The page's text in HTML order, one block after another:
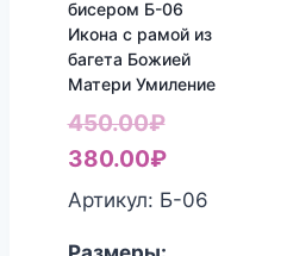
бисером Б-06
Икона с рамой из
багета Божией
Матери Умиление
450.00₽
цена
составляла
380.00₽Текущая
цена:
Артикул: Б-06